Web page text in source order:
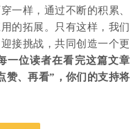
一样，通过不断的积累、
的拓展。只有这样，我们
接挑战，共同创造一个更
一位读者在看完这篇文章
赞、再看”，你们的支持将